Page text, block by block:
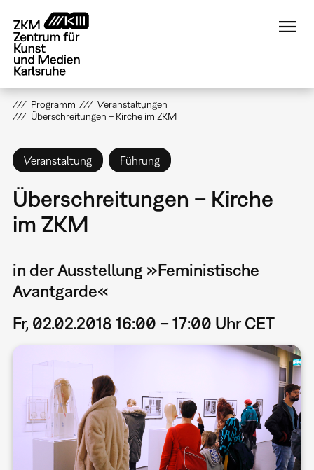
zum
Inhalt
Programm
Veranstaltungen
Überschreitungen – Kirche im ZKM
Veranstaltung Führung
Überschreitungen – Kirche
im ZKM
in der Ausstellung »Feministische
Avantgarde«
Fr, 02.02.2018 16:00 – 17:00 Uhr CET